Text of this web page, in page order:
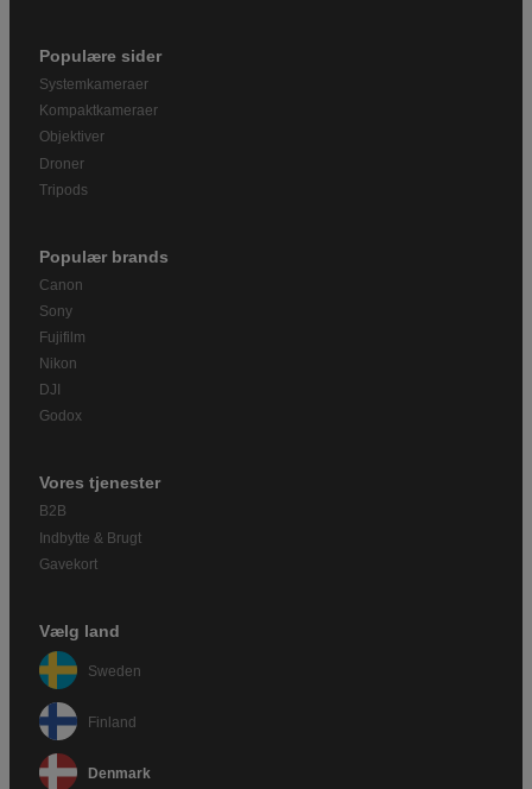
Populære sider
Systemkameraer
Kompaktkameraer
Objektiver
Droner
Tripods
Populær brands
Canon
Sony
Fujifilm
Nikon
DJI
Godox
Vores tjenester
B2B
Indbytte & Brugt
Gavekort
Vælg land
Sweden
Finland
Denmark